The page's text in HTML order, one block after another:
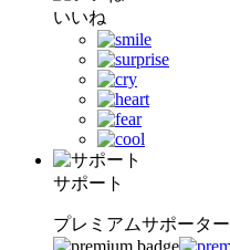
いいね
サポート
プレミアムサポーター